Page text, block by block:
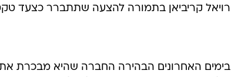
רויאל קריביאן בתמורה להצעה שתתברר כצעד
בימים האחרונים הבהירה החברה שהיא מבכרת